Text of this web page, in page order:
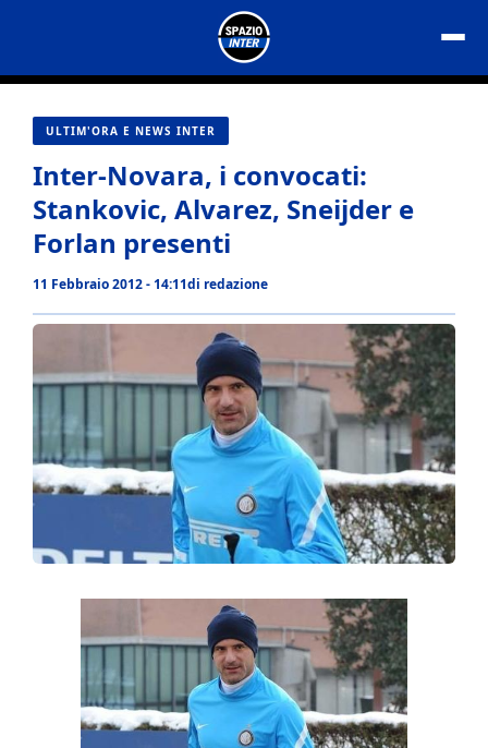
contenuto
ULTIM'ORA E NEWS INTER
Inter-Novara, i convocati:
Stankovic, Alvarez, Sneijder e
Forlan presenti
11 Febbraio 2012 - 14:11di redazione